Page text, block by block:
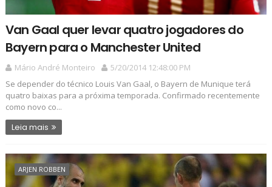
Van Gaal quer levar quatro jogadores do
Bayern para o Manchester United
Mário André Monteiro
5/20/2014 12:48:00 PM
Se depender do técnico Louis Van Gaal, o Bayern de Munique terá
quatro baixas para a próxima temporada. Confirmado recentemente
como novo co...
Leia mais
ARJEN ROBBEN